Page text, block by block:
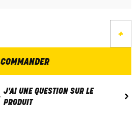
+
COMMANDER
J'AI UNE QUESTION SUR LE
PRODUIT